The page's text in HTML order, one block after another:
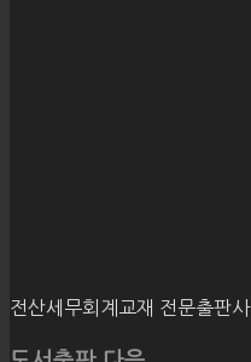
전산세무회계교재 전문출판사